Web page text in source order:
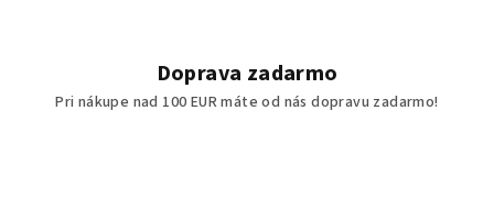
i
e
p
Doprava zadarmo
Pri nákupe nad 100 EUR máte od nás dopravu zadarmo!